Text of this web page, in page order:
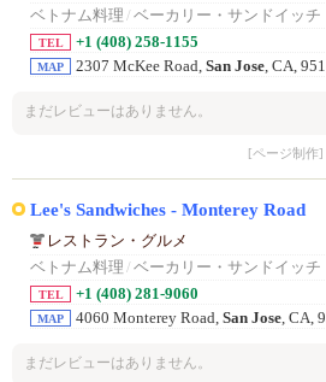
ベトナム料理 / ベーカリー・サンドイッチ
TEL +1 (408) 258-1155
MAP 2307 McKee Road, San Jose, CA,
まだレビューはありません。
[ページ制作]
Lee's Sandwiches - Monterey Road
レストラン・グルメ
ベトナム料理 / ベーカリー・サンドイッチ
TEL +1 (408) 281-9060
MAP 4060 Monterey Road, San Jose, CA,
まだレビューはありません。